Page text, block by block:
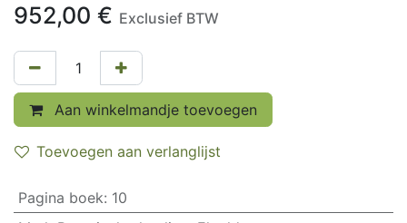
952,00 € Exclusief BTW
Aan winkelmandje toevoegen
Toevoegen aan verlanglijst
Pagina boek: 10